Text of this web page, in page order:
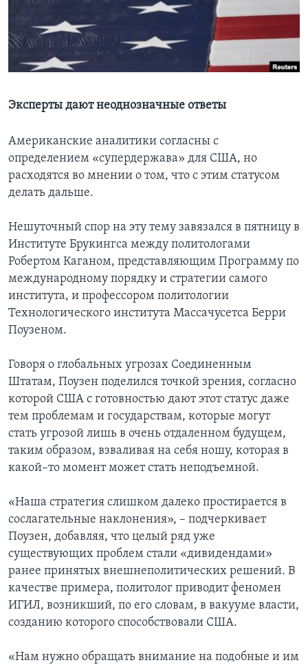
Learning English
СОЦИАЛЬНЫЕ СЕТИ
Эксперты дают неоднозначные ответы
Американские аналитики согласны с
определением «супердержава» для США, но
расходятся во мнении о том, что с этим статусом
делать дальше.
Нешуточный спор на эту тему завязался в пятницу в
Институте Брукингса между политологами
Робертом Каганом, представляющим Программу по
международному порядку и стратегии самого
института, и профессором политологии
Технологического института Массачусетса Берри
Поузеном.
Говоря о глобальных угрозах Соединенным
Штатам, Поузен поделился точкой зрения, согласно
которой США с готовностью дают этот статус даже
тем проблемам и государствам, которые могут
стать угрозой лишь в очень отдаленном будущем,
таким образом, взваливая на себя ношу, которая в
какой–то момент может стать неподъемной.
«Наша стратегия слишком далеко простирается в
сослагательные наклонения», – подчеркивает
Поузен, добавляя, что целый ряд уже
существующих проблем стали «дивидендами»
ранее принятых внешнеполитических решений. В
качестве примера, политолог приводит феномен
ИГИЛ, возникший, по его словам, в вакууме власти,
созданию которого способствовали США.
«Нам нужно обращать внимание на подобные и им